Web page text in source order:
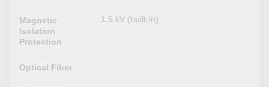
Magnetic
Isolation
Protection
1.5 kV (built-in)
Optical Fiber